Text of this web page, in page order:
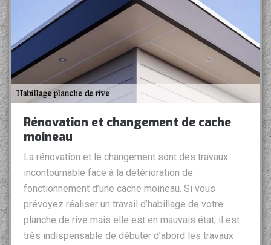
Rénovation et changement de cache
moineau
La rénovation et le changement sont des travaux
incontournable face à la détérioration de
fonctionnement d’une cache moineau. Si vous
prévoyez réaliser un travail d’habillage de votre
planche de rive mais elle est en mauvais état, il est
très indispensable de débuter d’abord les travaux